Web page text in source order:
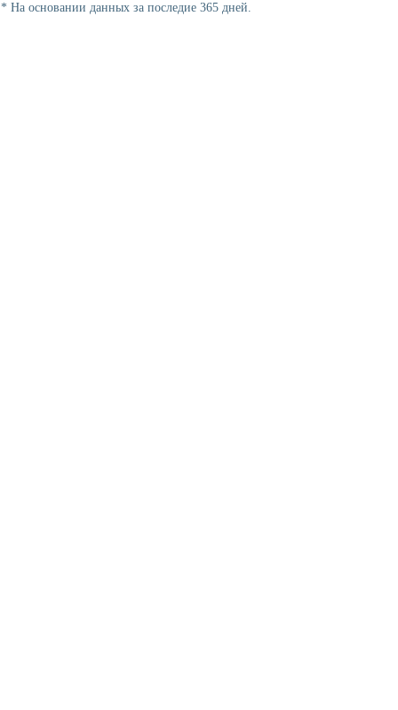
* На основании данных за последие 365 дней.